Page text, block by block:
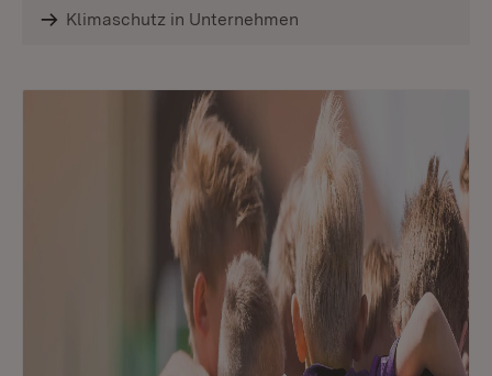
Klimaschutz in Unternehmen